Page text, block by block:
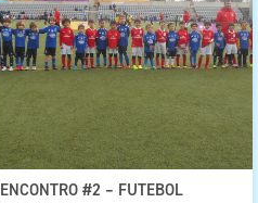
ENCONTRO #2 – FUTEBOL